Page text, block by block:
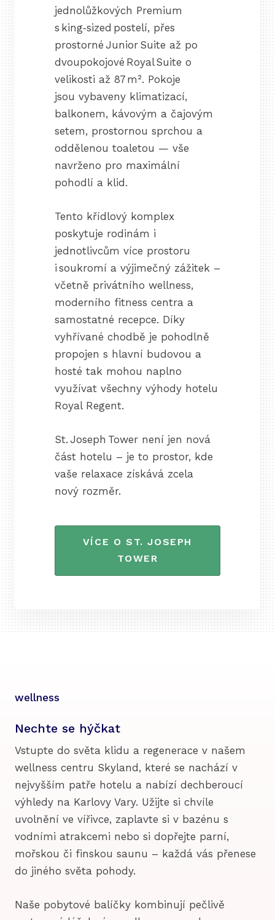
jednolůžkových Premium
s king‑sized postelí, přes
prostorné Junior Suite až po
dvoupokojové Royal Suite o
velikosti až 87 m². Pokoje
jsou vybaveny klimatizací,
balkonem, kávovým a čajovým
setem, prostornou sprchou a
oddělenou toaletou — vše
navrženo pro maximální
pohodlí a klid.
Tento křídlový komplex
poskytuje rodinám i
jednotlivcům více prostoru
i soukromí a výjimečný zážitek –
včetně privátního wellness,
moderního fitness centra a
samostatné recepce. Díky
vyhřívané chodbě je pohodlně
propojen s hlavní budovou a
hosté tak mohou naplno
využívat všechny výhody hotelu
Royal Regent.
St. Joseph Tower není jen nová
část hotelu – je to prostor, kde
vaše relaxace získává zcela
nový rozměr.
VÍCE O ST. JOSEPH
TOWER
wellness
Nechte se hýčkat
Vstupte do světa klidu a regenerace v našem
wellness centru Skyland, které se nachází v
nejvyšším patře hotelu a nabízí dechberoucí
výhledy na Karlovy Vary. Užijte si chvíle
uvolnění ve vířivce, zaplavte si v bazénu s
vodními atrakcemi nebo si dopřejte parní,
mořskou či finskou saunu – každá vás přenese
do jiného světa pohody.
Naše pobytové balíčky kombinují pečlivě